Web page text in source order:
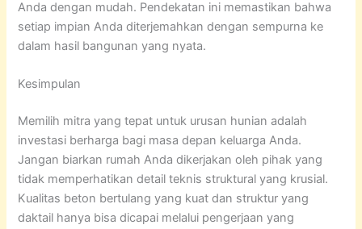
Anda dengan mudah. Pendekatan ini memastikan bahwa
setiap impian Anda diterjemahkan dengan sempurna ke
dalam hasil bangunan yang nyata.
Kesimpulan
Memilih mitra yang tepat untuk urusan hunian adalah
investasi berharga bagi masa depan keluarga Anda.
Jangan biarkan rumah Anda dikerjakan oleh pihak yang
tidak memperhatikan detail teknis struktural yang krusial.
Kualitas beton bertulang yang kuat dan struktur yang
daktail hanya bisa dicapai melalui pengerjaan yang